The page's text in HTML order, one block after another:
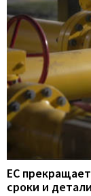
ЕС
сроки и детали